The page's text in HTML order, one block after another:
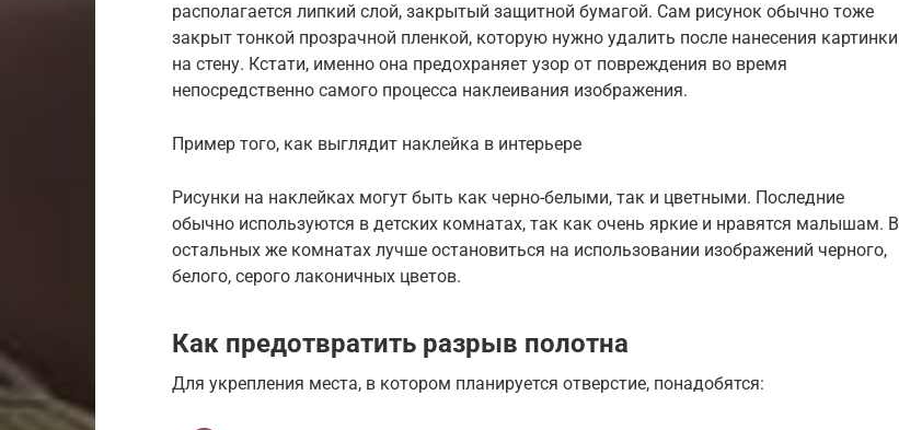
располагается липкий слой, закрытый защитной бумагой. Сам рисунок обычно тоже
закрыт тонкой прозрачной пленкой, которую нужно удалить после нанесения картинки
на стену. Кстати, именно она предохраняет узор от повреждения во время
непосредственно самого процесса наклеивания изображения.
Пример того, как выглядит наклейка в интерьере
Рисунки на наклейках могут быть как черно-белыми, так и цветными. Последние
обычно используются в детских комнатах, так как очень яркие и нравятся малышам. В
остальных же комнатах лучше остановиться на использовании изображений черного,
белого, серого лаконичных цветов.
Как предотвратить разрыв полотна
Для укрепления места, в котором планируется отверстие, понадобятся: